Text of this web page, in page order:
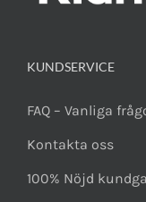
KUNDSERVICE
FAQ – Vanliga
Kontakta oss
100% Nöjd